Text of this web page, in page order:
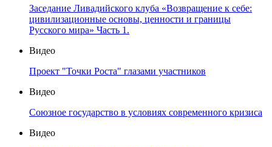
Заседание Ливадийского клуба «Возвращение к себе:
цивилизационные основы, ценности и границы
Русского мира» Часть 1.
Видео
Проект "Точки Роста" глазами участников
Видео
Союзное государство в условиях современного кризиса
Видео